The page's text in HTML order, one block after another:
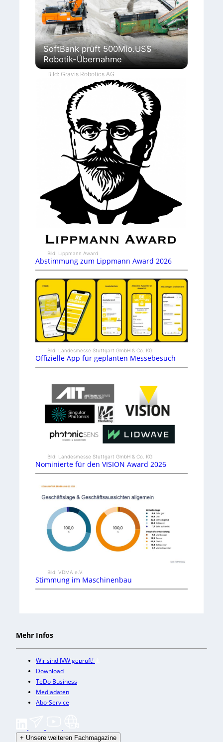
SoftBank prüft 500Mio.US$
Robotik-Übernahme
Bild: Gravis Robotics AG
Bild: Lippmann Award
Abstimmung zum Lippmann Award 2026
Bild: Landesmesse Stuttgart GmbH & Co. KG
Offizielle App für geplanten Messebesuch
Bild: Landesmesse Stuttgart GmbH & Co. KG
Nominierte für den VISION Award 2026
Bild: VDMA e.V.
Stimmung im Maschinenbau
Mehr Infos
Wir sind IVW geprüft!
Download
TeDo Business
Mediadaten
Abo-Service
+ Unsere weiteren Fachmagazine